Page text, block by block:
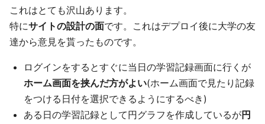
これはとても沢山あります。
特にサイトの設計の面です。これはデプロイ後に大学の友
達から意見を貰ったものです。
ログインをするとすぐに当日の学習記録画面に行くが
ホーム画面を挟んだ方がよい(ホーム画面で見たり記録
をつける日付を選択できるようにするべき)
ある日の学習記録として円グラフを作成しているが円